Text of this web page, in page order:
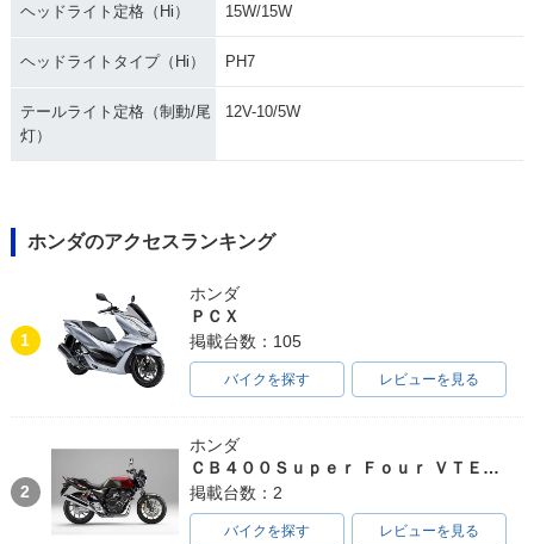
ヘッドライト定格（Hi） 15W/15W
ヘッドライトタイプ（Hi） PH7
テールライト定格（制動/尾
灯）
12V-10/5W
ホンダのアクセスランキング
1
ホンダ
ＰＣＸ
掲載台数：105
バイクを探す レビューを見る
2
ホンダ
ＣＢ４００Ｓｕｐｅｒ Ｆｏｕｒ ＶＴＥＣ ＳＰＥＣ３
掲載台数：2
バイクを探す レビューを見る